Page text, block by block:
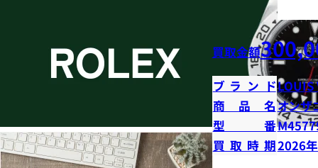
買取金額
ブランドLOUIS
商品名オンザ
型番
買取時期2026